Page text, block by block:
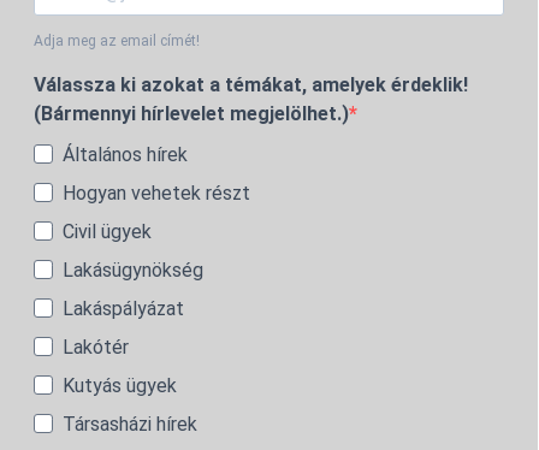
Adja meg az email címét!
Válassza ki azokat a témákat, amelyek érdeklik!
(Bármennyi hírlevelet megjelölhet.)
Általános hírek
Hogyan vehetek részt
Civil ügyek
Lakásügynökség
Lakáspályázat
Lakótér
Kutyás ügyek
Társasházi hírek